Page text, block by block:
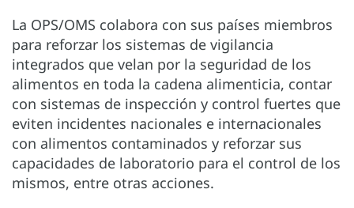
La OPS/OMS colabora con sus países miembros
para reforzar los sistemas de vigilancia
integrados que velan por la seguridad de los
alimentos en toda la cadena alimenticia, contar
con sistemas de inspección y control fuertes que
eviten incidentes nacionales e internacionales
con alimentos contaminados y reforzar sus
capacidades de laboratorio para el control de los
mismos, entre otras acciones.